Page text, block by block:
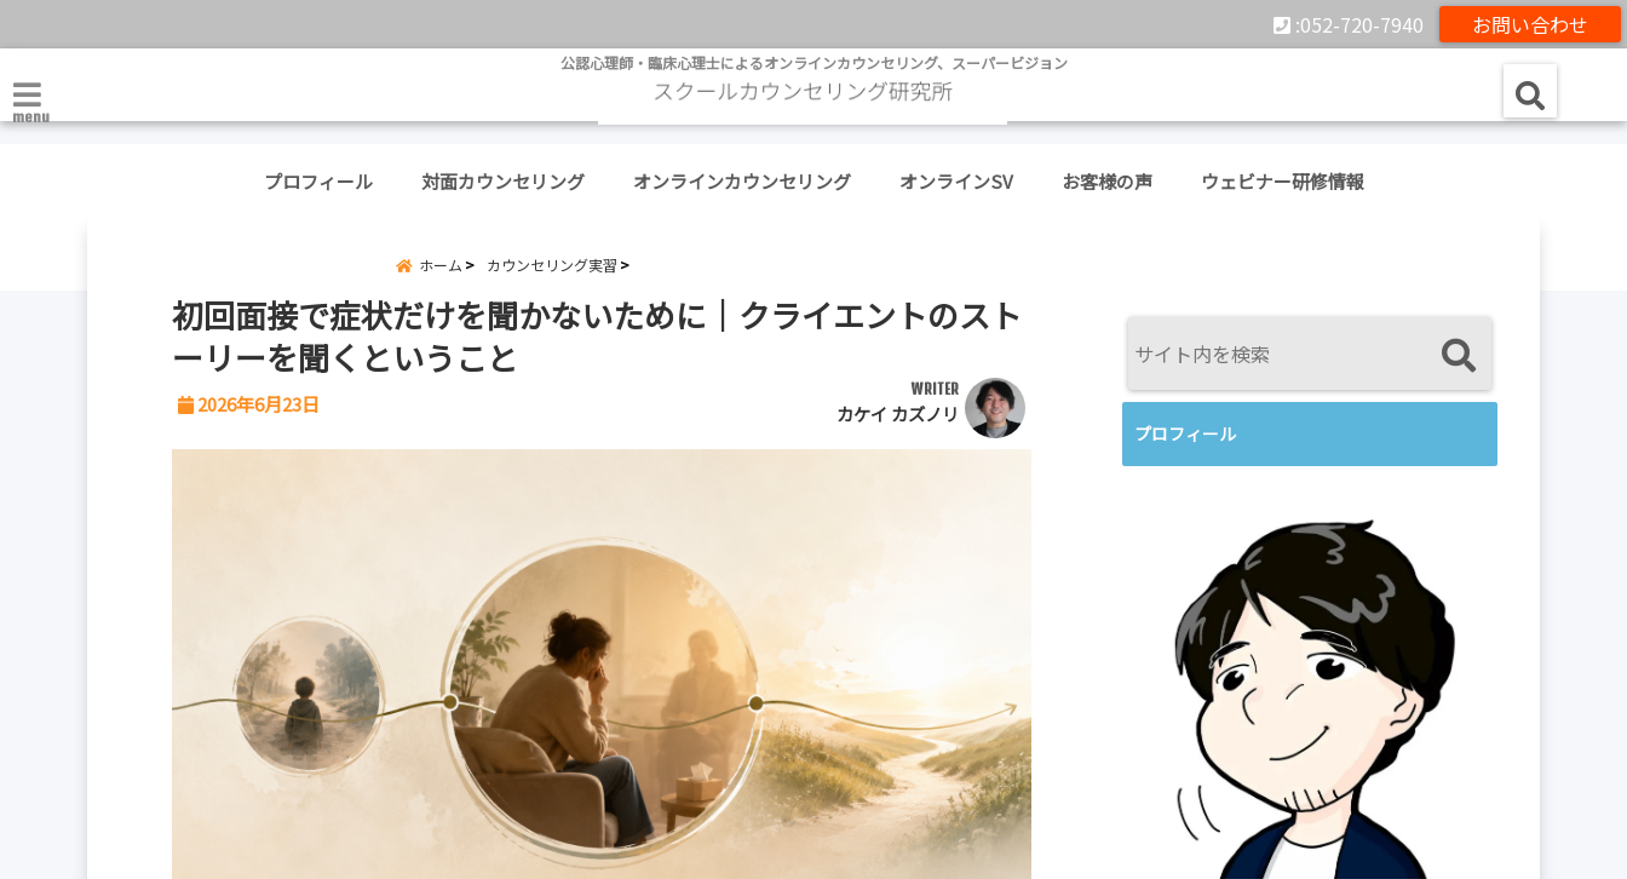
お問い合わせ
:052-720-7940
公認心理師・臨床心理士によるオンラインカウンセリング、スーパービジョン
menu
プロフィール 対面カウンセリング オンラインカウンセリング オンラインSV お客様の声 ウェビナー研修情報
ホーム カウンセリング実習
初回面接で症状だけを聞かないために｜クライエントのスト
ーリーを聞くということ
2026年6月23日
WRITER
カケイ カズノリ
プロフィール